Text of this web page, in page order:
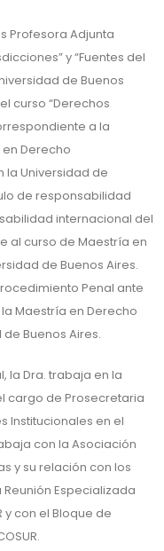
Profesora Adjunta
y “Fuentes del
de Buenos
curso “Derechos
a la
Derecho
la Universidad de
de responsabilidad
internacional del
al curso de Maestría en
de Buenos Aires.
Penal ante
Maestría en Derecho
de Buenos Aires.
la Dra. trabaja en la
cargo de Prosecretaria
Institucionales en el
con la Asociación
y su relación con los
Reunión Especializada
y con el Bloque de